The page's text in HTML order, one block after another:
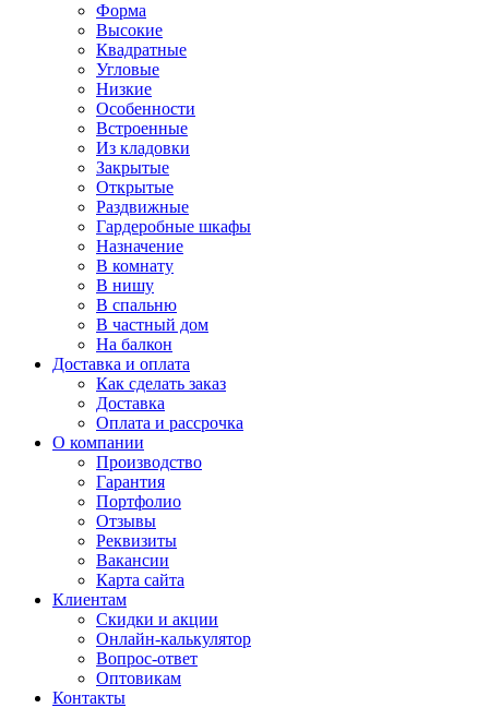
Форма
Высокие
Квадратные
Угловые
Низкие
Особенности
Встроенные
Из кладовки
Закрытые
Открытые
Раздвижные
Гардеробные шкафы
Назначение
В комнату
В нишу
В спальню
В частный дом
На балкон
Доставка и оплата
Как сделать заказ
Доставка
Оплата и рассрочка
О компании
Производство
Гарантия
Портфолио
Отзывы
Реквизиты
Вакансии
Карта сайта
Клиентам
Скидки и акции
Онлайн-калькулятор
Вопрос-ответ
Оптовикам
Контакты